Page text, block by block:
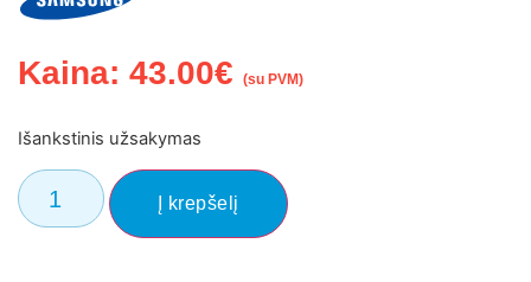
Kaina: 43.00€ (su PVM)
Išankstinis užsakymas
Į krepšelį